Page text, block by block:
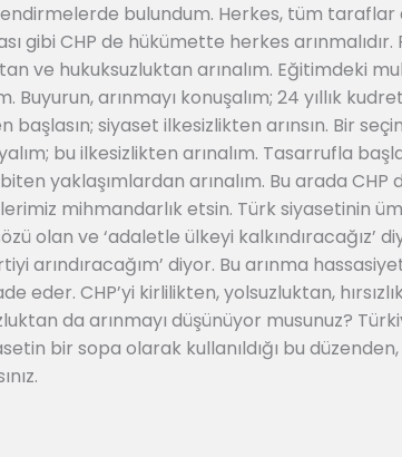
bulundum. Herkes, tüm taraflar
gibi CHP de hükümette herkes arınmalıdır.
ve hukuksuzluktan arınalım. Eğitimdeki
Buyurun, arınmayı konuşalım; 24 yıllık
başlasın; siyaset ilkesizlikten arınsın. Bir
bu ilkesizlikten arınalım. Tasarrufla
yaklaşımlardan arınalım. Bu arada CHP
mihmandarlık etsin. Türk siyasetinin
olan ve ‘adaletle ülkeyi kalkındıracağız’
arındıracağım’ diyor. Bu arınma
eder. CHP’yi kirlilikten, yolsuzluktan,
da arınmayı düşünüyor musunuz?
bir sopa olarak kullanıldığı bu